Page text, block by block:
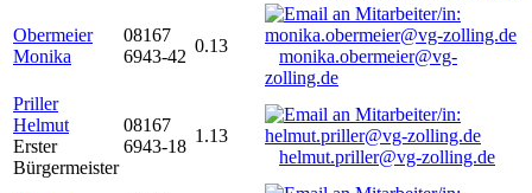
Obermeier
Monika
08167
6943-42
0.13
monika.obermeier@vg-
zolling.de
Priller
Helmut
Erster
Bürgermeister
08167
6943-18
1.13
helmut.priller@vg-zolling.de